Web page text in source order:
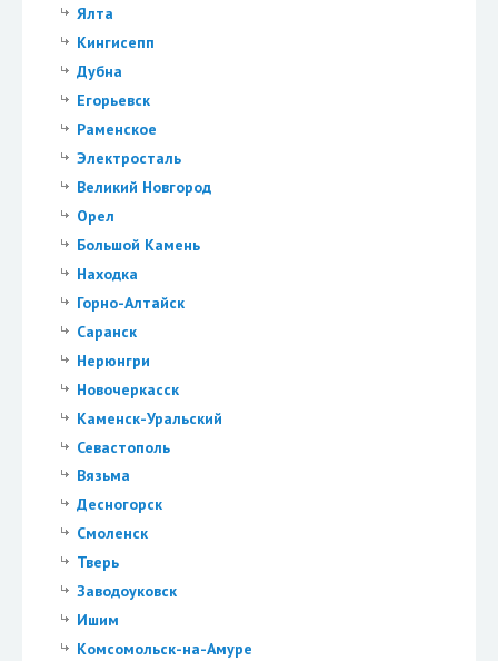
Ялта
Кингисепп
Дубна
Егорьевск
Раменское
Электросталь
Великий Новгород
Орел
Большой Камень
Находка
Горно-Алтайск
Саранск
Нерюнгри
Новочеркасск
Каменск-Уральский
Севастополь
Вязьма
Десногорск
Смоленск
Тверь
Заводоуковск
Ишим
Комсомольск-на-Амуре